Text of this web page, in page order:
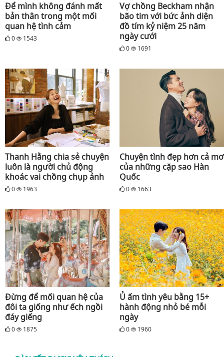
Để mình không đánh mất
bản thân trong một mối
quan hệ tình cảm
0 1543
Vợ chồng Beckham nhận
bão tim với bức ảnh diện
đồ tím kỷ niệm 25 năm
ngày cưới
0 1691
Thanh Hằng chia sẻ chuyện
luôn là người chủ động
khoác vai chồng chụp ảnh
0 1963
Chuyện tình đẹp hơn cả mơ
của những cặp sao Hàn
Quốc
0 1663
Đừng để mối quan hệ của
đôi ta giống như ếch ngồi
đáy giếng
0 1875
Ủ ấm tình yêu bằng 15+
hành động nhỏ bé mỗi
ngày
0 1960